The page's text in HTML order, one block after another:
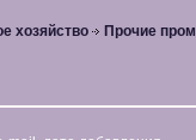
хозяйство
Прочие